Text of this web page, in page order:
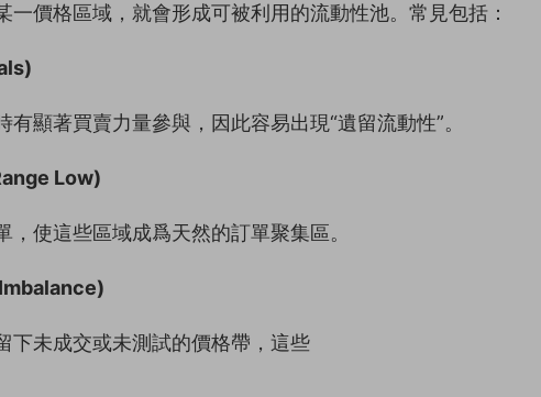
價格區域，就會形成可被利用的流動性池。常見包括：
顯著買賣力量參與，因此容易出現“遺留流動性”。
Low)
使這些區域成爲天然的訂單聚集區。
下未成交或未測試的價格帶，這些